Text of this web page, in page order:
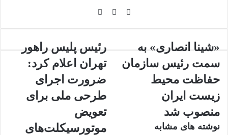
وبسایتلینکدین
«شینا
انصاری»
به
سمت
سازمان
حفاظت
محیط
زیست
«شینا انصاری» به
سمت رئیس سازمان
حفاظت محیط
زیست ایران
منصوب شد
رئیس
پلیس
راهور
تهران
اعلام
کرد:
ضرورت
اجرای
طرحی
رئیس پلیس راهور
تهران اعلام کرد:
ضرورت اجرای
طرحی ملی برای
تعویض
موتورسیکلت‌های
نوشته های مشابه